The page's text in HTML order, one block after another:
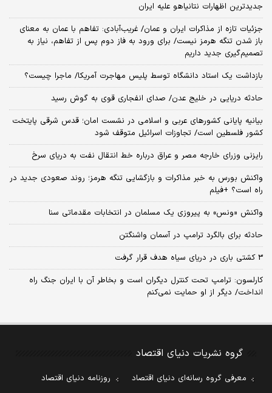
جدیدترین اظهارات نتانیاهو علیه ایران
جزئیات تازه از مذاکرات ایران و عمان/ غریب‌آبادی: تفاهم با عمان به معنای
باز شدن تنگه هرمز نیست/ برای ورود به فاز دوم پس از تفاهم، نیاز به
تصمیم‌گیری جدید داریم
بازداشت یک استاد دانشگاه توسط پلیس مهاجرت آمریکا/ ماجرا چیست؟
حادثه دریایی در خلیج عدن/ صدای انفجاری قوی به گوش رسید
بیانیه پایانی کشورهای عربی و اسلامی در نشست امان؛ قدس شرقی پایتخت
کشور فلسطین است/ تجاوزات اسرائیل متوقف شود
رایزنی وزرای خارجه مصر و عراق درباره خط انتقال نفت به دریای سرخ
واکنش بورس به خبر مذاکرات و بازگشایی تنگه هرمز؛ روند صعودی جدید در
راه است؟ +فیلم
واکنش «ونس» به پیروزی یک مسلمان در انتخابات مقدماتی سنا
حادثه برای بالگرد ترامپ در آسمان واشنگتن
3 کشتی باری در دریای سیاه هدف قرار گرفت
کارلسون: ترامپ تحت کنترل دیگران است و بخاطر آن با ایران جنگ راه
انداخت/ دیگر از او حمایت نمی‌کنم
گروه نشریات دنیای اقتصاد
معرفی گروه رسانه‌ای دنیای اقتصاد
روزنامه دنیای اقتصاد